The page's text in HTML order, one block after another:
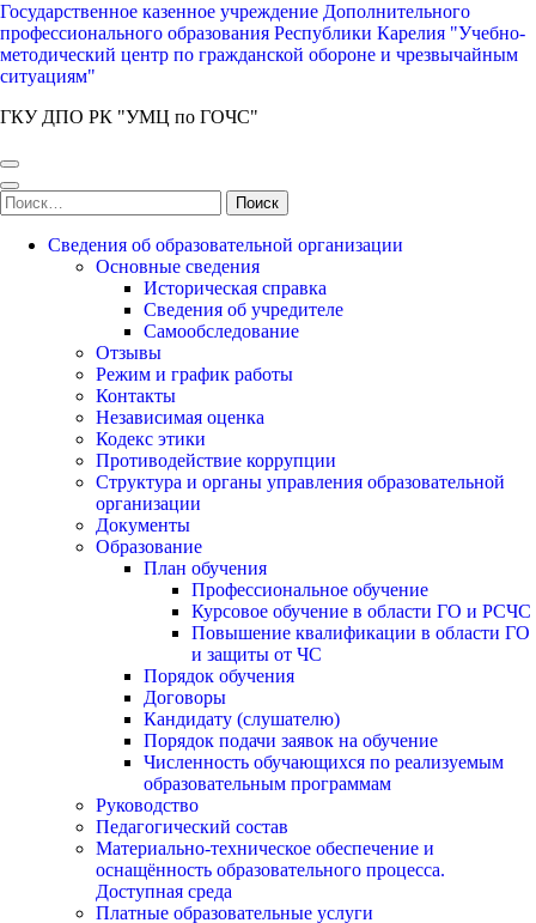
Государственное казенное учреждение Дополнительного
профессионального образования Республики Карелия "Учебно-
методический центр по гражданской обороне и чрезвычайным
ситуациям"
ГКУ ДПО РК "УМЦ по ГОЧС"
Найти:
Сведения об образовательной организации
Основные сведения
Историческая справка
Сведения об учредителе
Самообследование
Отзывы
Режим и график работы
Контакты
Независимая оценка
Кодекс этики
Противодействие коррупции
Структура и органы управления образовательной
организации
Документы
Образование
План обучения
Профессиональное обучение
Курсовое обучение в области ГО и РСЧС
Повышение квалификации в области ГО
и защиты от ЧС
Порядок обучения
Договоры
Кандидату (слушателю)
Порядок подачи заявок на обучение
Численность обучающихся по реализуемым
образовательным программам
Руководство
Педагогический состав
Материально-техническое обеспечение и
оснащённость образовательного процесса.
Доступная среда
Платные образовательные услуги